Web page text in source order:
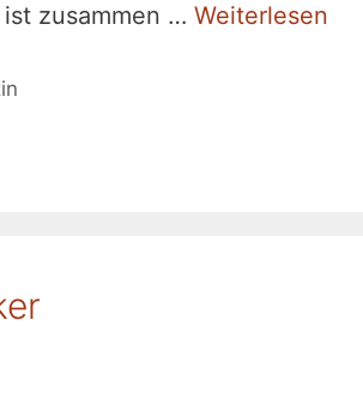
zusammen … Weiterlesen